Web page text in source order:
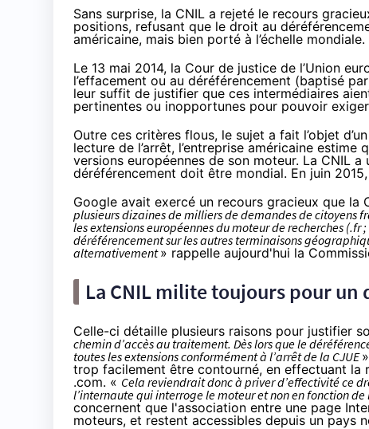
Sans surprise, la CNIL a rejeté le recours
positions, refusant que le droit au
américaine, mais bien porté à l’échelle mondiale.
Le 13 mai 2014, la Cour de justice de l’Union
l’effacement ou au déréférencement (baptisé
leur suffit de justifier que ces intermédiaires
pertinentes ou inopportunes pour pouvoir
Outre ces critères flous, le sujet a fait l’objet
lecture de l’arrêt, l’entreprise américaine
versions européennes de son moteur. La CNIL
déréférencement doit être mondial. En juin 2015
Google avait exercé un recours gracieux que la
plusieurs dizaines de milliers de demandes de citoyens
les extensions européennes du moteur de recherches (.fr
déréférencement sur les autres terminaisons
alternativement» rappelle aujourd'hui la
La CNIL milite toujours pour
Celle-ci détaille plusieurs raisons pour justifier
chemin d’accès au traitement. Dès lors que le
toutes les extensions conformément à l’arrêt de la CJUE
trop facilement être contourné, en effectuant la
.com. « Cela reviendrait donc à priver d’effectivité ce
l’internaute qui interroge le moteur et non en fonction de
concernent que l'association entre une page
moteurs, et restent accessibles depuis un pays